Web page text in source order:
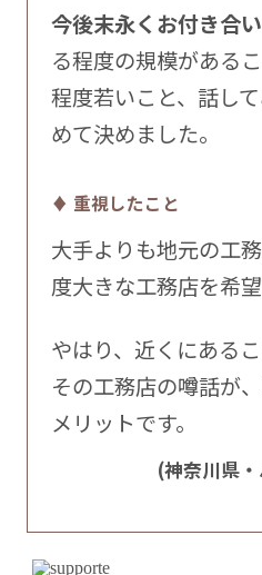
今後末永くお付き合
る程度の規模がある
程度若いこと、話し
めて決めました。
♦ 重視したこと
大手よりも地元の工
度大きな工務店を希
やはり、近くにある
その工務店の噂話が
メリットです。
(神奈川県・